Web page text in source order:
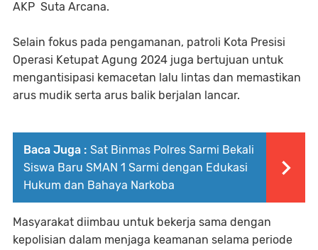
AKP Suta Arcana.
Selain fokus pada pengamanan, patroli Kota Presisi
Operasi Ketupat Agung 2024 juga bertujuan untuk
mengantisipasi kemacetan lalu lintas dan memastikan
arus mudik serta arus balik berjalan lancar.
Baca Juga : Sat Binmas Polres Sarmi Bekali
Siswa Baru SMAN 1 Sarmi dengan Edukasi
Hukum dan Bahaya Narkoba
Masyarakat diimbau untuk bekerja sama dengan
kepolisian dalam menjaga keamanan selama periode